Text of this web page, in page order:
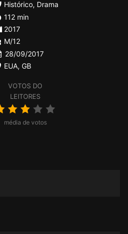
VOTOS DO
LEITORES
média de votos
Histórico, Drama
112 min
2017
M/12
28/09/2017
EUA, GB